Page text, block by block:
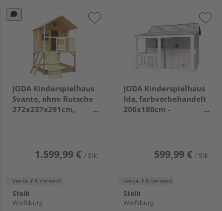
JODA Kinderspielhaus
Svante, ohne Rutsche
272x237x291cm,
1.599,99 € / Stk.
Verkauf & Versand
Steib
Wolfsburg
JODA Kinderspielhaus
Ida, farbvorbehandelt
200x180cm -
599,99 € / Stk.
Verkauf & Versand
Steib
Wolfsburg